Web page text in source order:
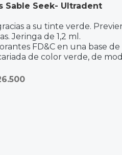
Sable Seek- Ultradent
a su tinte verde.
Jeringa de 1,2 ml.
FD&C en una base de
de color verde, de
de más